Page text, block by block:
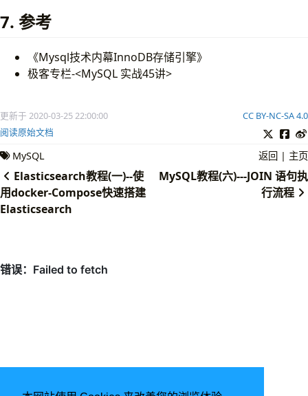
7. 参考
《Mysql技术内幕InnoDB存储引擎》
极客专栏-<MySQL 实战45讲>
更新于 2020-03-25 22:00:00
CC BY-NC-SA 4.0
阅读原始文档
MySQL 返回 | 主页
Elasticsearch教程(一)--使
用docker-Compose快速搭建
Elasticsearch
MySQL教程(六)---JOIN 语句执
行流程